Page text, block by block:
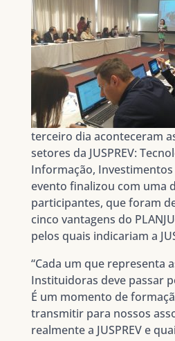
terceiro dia aconteceram
setores da JUSPREV:
Informação, Investimentos
evento finalizou com uma
participantes, que foram
cinco vantagens do
pelos quais indicariam a
“Cada um que representa
Instituidoras deve passar
É um momento de
transmitir para nossos
realmente a JUSPREV e